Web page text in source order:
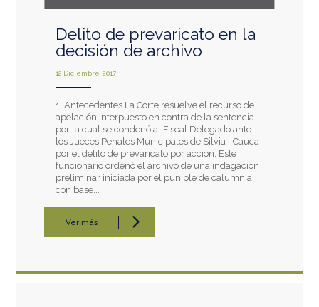
Delito de prevaricato en la
decisión de archivo
12 Diciembre, 2017
1. Antecedentes La Corte resuelve el recurso de
apelación interpuesto en contra de la sentencia
por la cual se condenó al Fiscal Delegado ante
los Jueces Penales Municipales de Silvia –Cauca-
por el delito de prevaricato por acción. Este
funcionario ordenó el archivo de una indagación
preliminar iniciada por el punible de calumnia,
con base...
Ver más